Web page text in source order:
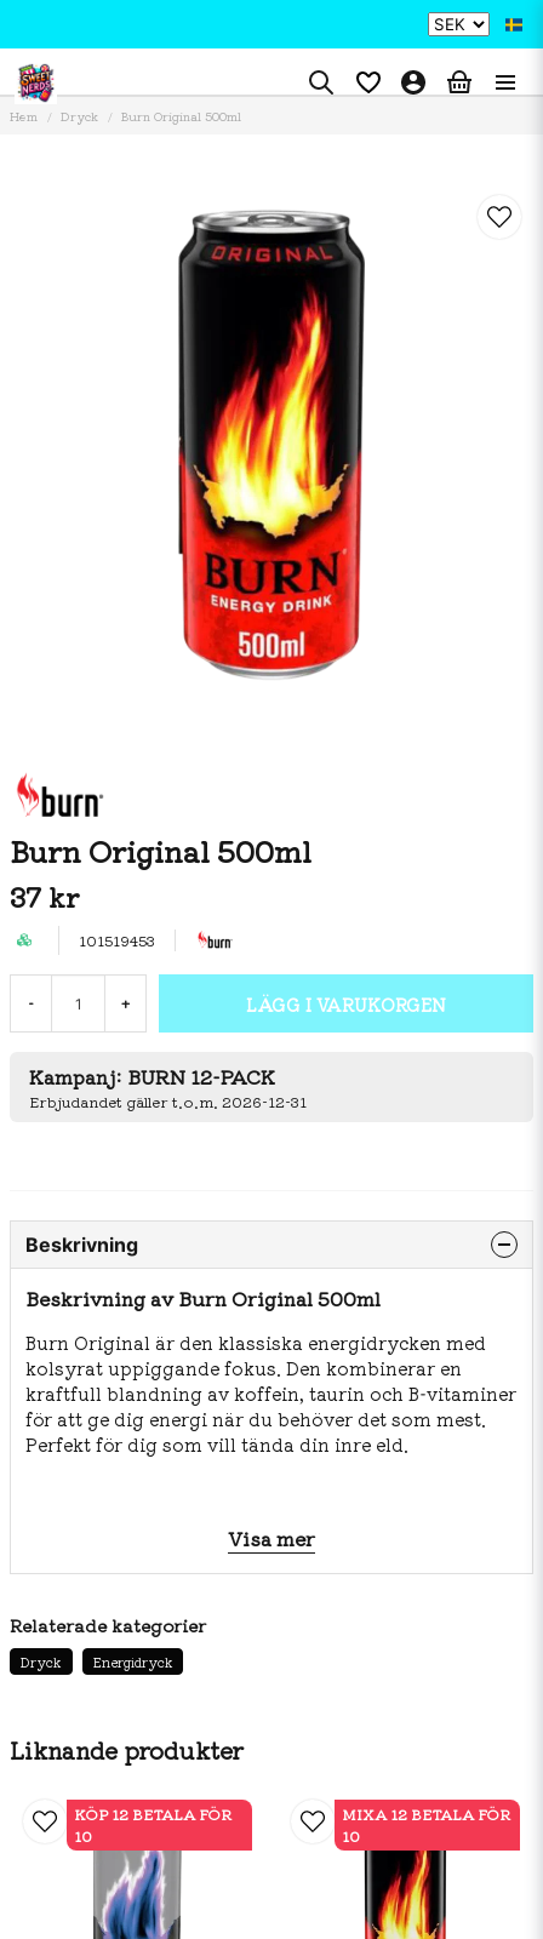
Hem Dryck Burn Original 500ml
Burn Original 500ml
37 kr
101519453
- + LÄGG I VARUKORGEN
Kampanj: BURN 12-PACK
Erbjudandet gäller t.o.m. 2026-12-31
Liknande produkter
KÖP 12 BETALA FÖR
10
MIXA 12 BETALA FÖR
10
Beskrivning
Beskrivning av Burn Original 500ml
Burn Original är den klassiska energidrycken med
kolsyrat uppiggande fokus. Den kombinerar en
kraftfull blandning av koffein, taurin och B‑vitaminer
för att ge dig energi när du behöver det som mest.
Perfekt för dig som vill tända din inre eld.
Ingredienser: kolsyrat vatten, socker, syra
(citronsyra), taurin, surhetsreglerande medel
(natriumcitrat), konserveringsmedel (kaliumsorbat,
aromer, koffein, inositol, vitaminer (niacin,
pantotensyra, B6, B12) och guaranafröextrakt.
15g Protein 0g Salt 0,05g
Rekomenderas ej för barn och ammande eller
gravida kvinnor Högkoffeinhalt 32mg/100ml.
Visa mer
Relaterade kategorier
Dryck Energidryck